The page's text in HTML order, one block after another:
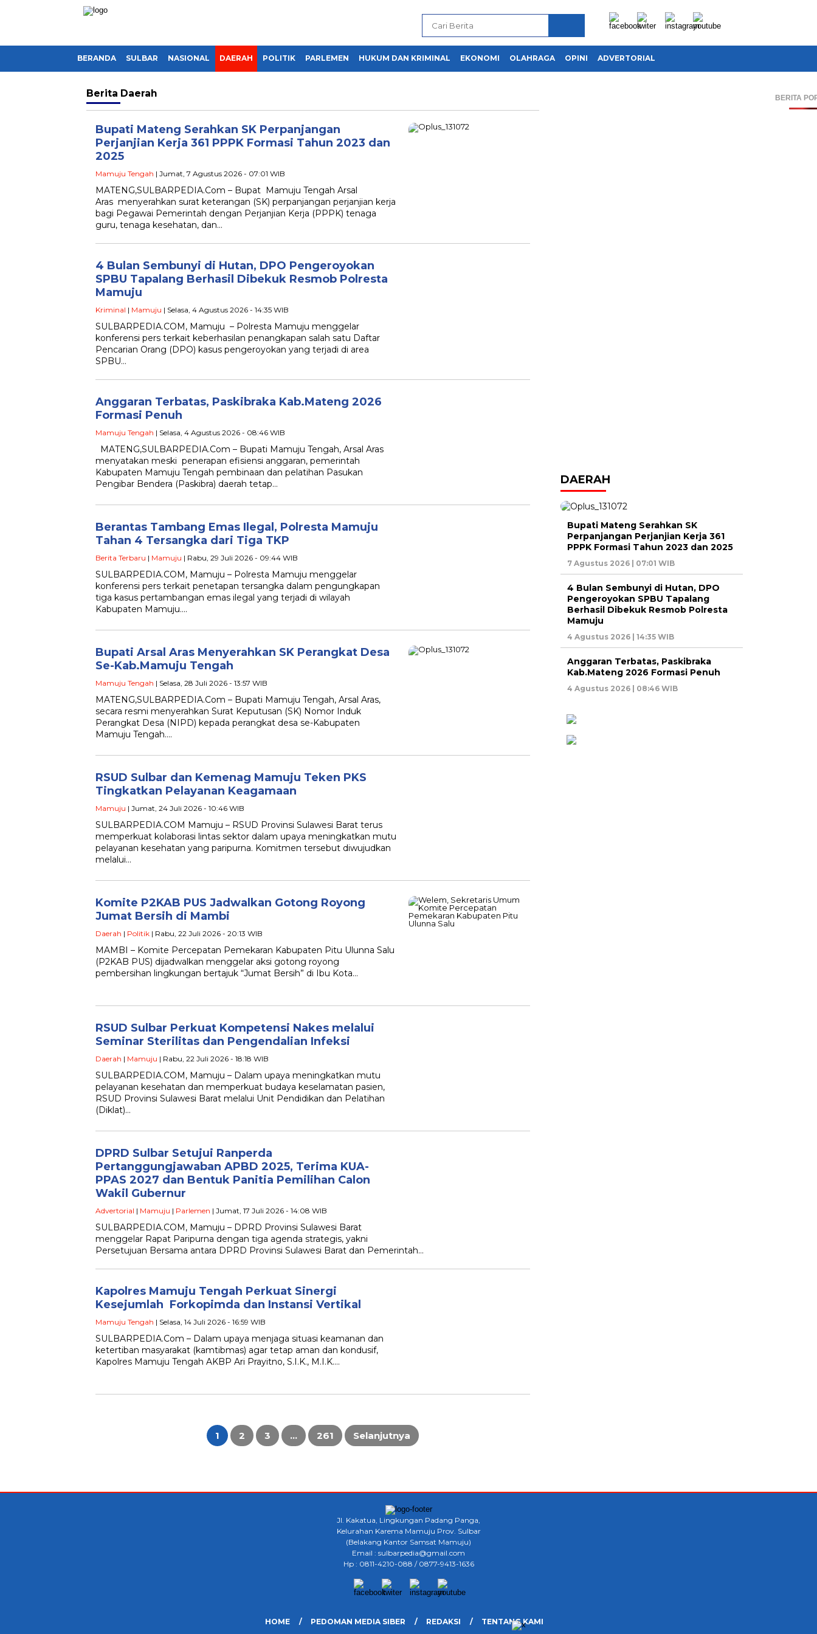
BERANDA SULBAR NASIONAL DAERAH POLITIK PARLEMEN HUKUM DAN KRIMINAL EKONOMI OLAHRAGA OPINI ADVERTORIAL
BERITA
Berita Daerah
Bupati Mateng Serahkan SK Perpanjangan
Perjanjian Kerja 361 PPPK Formasi Tahun 2023 dan
2025
Mamuju Tengah | Jumat, 7 Agustus 2026 - 07:01 WIB
MATENG,SULBARPEDIA.Com – Bupat Mamuju Tengah Arsal
Aras menyerahkan surat keterangan (SK) perpanjangan perjanjian kerja
bagi Pegawai Pemerintah dengan Perjanjian Kerja (PPPK) tenaga
guru, tenaga kesehatan, dan…
4 Bulan Sembunyi di Hutan, DPO Pengeroyokan
SPBU Tapalang Berhasil Dibekuk Resmob Polresta
Mamuju
Kriminal | Mamuju | Selasa, 4 Agustus 2026 - 14:35 WIB
SULBARPEDIA.COM, Mamuju – Polresta Mamuju menggelar
konferensi pers terkait keberhasilan penangkapan salah satu Daftar
Pencarian Orang (DPO) kasus pengeroyokan yang terjadi di area
SPBU…
Anggaran Terbatas, Paskibraka Kab.Mateng 2026
Formasi Penuh
Mamuju Tengah | Selasa, 4 Agustus 2026 - 08:46 WIB
MATENG,SULBARPEDIA.Com – Bupati Mamuju Tengah, Arsal Aras
menyatakan meski penerapan efisiensi anggaran, pemerintah
Kabupaten Mamuju Tengah pembinaan dan pelatihan Pasukan
Pengibar Bendera (Paskibra) daerah tetap…
Berantas Tambang Emas Ilegal, Polresta Mamuju
Tahan 4 Tersangka dari Tiga TKP
Berita Terbaru | Mamuju | Rabu, 29 Juli 2026 - 09:44 WIB
SULBARPEDIA.COM, Mamuju – Polresta Mamuju menggelar
konferensi pers terkait penetapan tersangka dalam pengungkapan
tiga kasus pertambangan emas ilegal yang terjadi di wilayah
Kabupaten Mamuju….
Bupati Arsal Aras Menyerahkan SK Perangkat Desa
Se-Kab.Mamuju Tengah
Mamuju Tengah | Selasa, 28 Juli 2026 - 13:57 WIB
MATENG,SULBARPEDIA.Com – Bupati Mamuju Tengah, Arsal Aras,
secara resmi menyerahkan Surat Keputusan (SK) Nomor Induk
Perangkat Desa (NIPD) kepada perangkat desa se-Kabupaten
Mamuju Tengah….
RSUD Sulbar dan Kemenag Mamuju Teken PKS
Tingkatkan Pelayanan Keagamaan
Mamuju | Jumat, 24 Juli 2026 - 10:46 WIB
SULBARPEDIA.COM Mamuju – RSUD Provinsi Sulawesi Barat terus
memperkuat kolaborasi lintas sektor dalam upaya meningkatkan mutu
pelayanan kesehatan yang paripurna. Komitmen tersebut diwujudkan
melalui…
Komite P2KAB PUS Jadwalkan Gotong Royong
Jumat Bersih di Mambi
Daerah | Politik | Rabu, 22 Juli 2026 - 20:13 WIB
MAMBI – Komite Percepatan Pemekaran Kabupaten Pitu Ulunna Salu
(P2KAB PUS) dijadwalkan menggelar aksi gotong royong
pembersihan lingkungan bertajuk “Jumat Bersih” di Ibu Kota…
RSUD Sulbar Perkuat Kompetensi Nakes melalui
Seminar Sterilitas dan Pengendalian Infeksi
Daerah | Mamuju | Rabu, 22 Juli 2026 - 18:18 WIB
SULBARPEDIA.COM, Mamuju – Dalam upaya meningkatkan mutu
pelayanan kesehatan dan memperkuat budaya keselamatan pasien,
RSUD Provinsi Sulawesi Barat melalui Unit Pendidikan dan Pelatihan
(Diklat)…
DPRD Sulbar Setujui Ranperda
Pertanggungjawaban APBD 2025, Terima KUA-
PPAS 2027 dan Bentuk Panitia Pemilihan Calon
Wakil Gubernur
Advertorial | Mamuju | Parlemen | Jumat, 17 Juli 2026 - 14:08 WIB
SULBARPEDIA.COM, Mamuju – DPRD Provinsi Sulawesi Barat
menggelar Rapat Paripurna dengan tiga agenda strategis, yakni
Persetujuan Bersama antara DPRD Provinsi Sulawesi Barat dan Pemerintah…
Kapolres Mamuju Tengah Perkuat Sinergi
Kesejumlah Forkopimda dan Instansi Vertikal
Mamuju Tengah | Selasa, 14 Juli 2026 - 16:59 WIB
SULBARPEDIA.Com – Dalam upaya menjaga situasi keamanan dan
ketertiban masyarakat (kamtibmas) agar tetap aman dan kondusif,
Kapolres Mamuju Tengah AKBP Ari Prayitno, S.I.K., M.I.K….
1 2 3 … 261 Selanjutnya
DAERAH
Bupati Mateng Serahkan SK
Perpanjangan Perjanjian Kerja 361
PPPK Formasi Tahun 2023 dan 2025
7 Agustus 2026 | 07:01 WIB
4 Bulan Sembunyi di Hutan, DPO
Pengeroyokan SPBU Tapalang
Berhasil Dibekuk Resmob Polresta
Mamuju
4 Agustus 2026 | 14:35 WIB
Anggaran Terbatas, Paskibraka
Kab.Mateng 2026 Formasi Penuh
4 Agustus 2026 | 08:46 WIB
Jl. Kakatua, Lingkungan Padang Panga,
Kelurahan Karema Mamuju Prov. Sulbar
(Belakang Kantor Samsat Mamuju)
Email : sulbarpedia@gmail.com
Hp : 0811-4210-088 / 0877-9413-1636
HOME PEDOMAN MEDIA SIBER REDAKSI TENTANG KAMI